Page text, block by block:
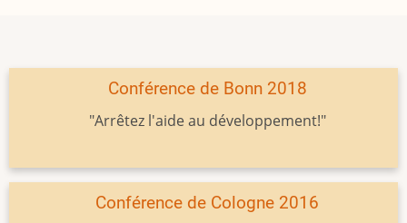
Conférence de Bonn 2018
"Arrêtez l'aide au développement!"
Conférence de Cologne 2016